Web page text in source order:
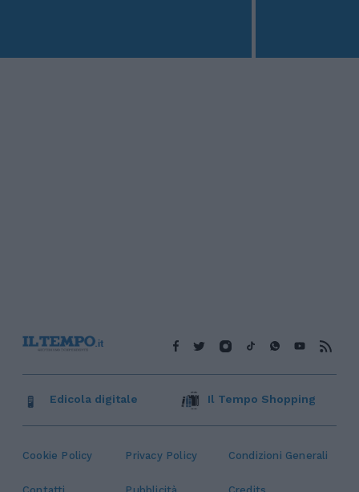
Cookie Policy Privacy Policy Condizioni Generali
Edicola digitale Il Tempo Shopping